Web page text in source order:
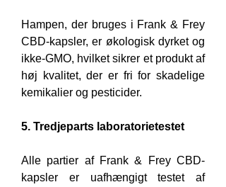
Hampen, der bruges i Frank & Frey
CBD-kapsler, er økologisk dyrket og
ikke-GMO, hvilket sikrer et produkt af
høj kvalitet, der er fri for skadelige
kemikalier og pesticider.
5. Tredjeparts laboratorietestet
Alle partier af Frank & Frey CBD-
kapsler er uafhængigt testet af